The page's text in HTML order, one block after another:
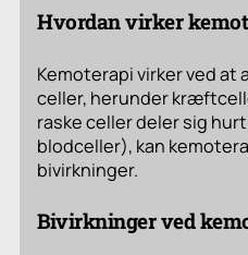
Hvordan virker
Kemoterapi virker ved
celler, herunder
raske celler deler sig
blodceller), kan
bivirkninger.
Bivirkninger ved